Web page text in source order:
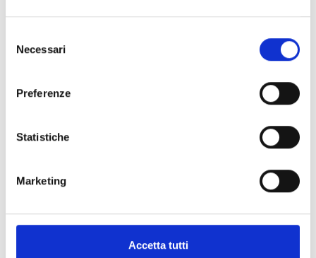
delNecessari
Preferenze
Statistiche
Marketing
Accetta tutti